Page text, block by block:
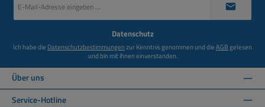
Mail-
Datenschutz
Ich habe die Datenschutzbestimmungenzur Kenntnis genommen und dieAGBgelesen
und bin mit ihnen einverstanden.
Über uns
Service-Hotline